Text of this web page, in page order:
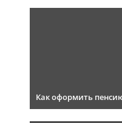
Как оформить